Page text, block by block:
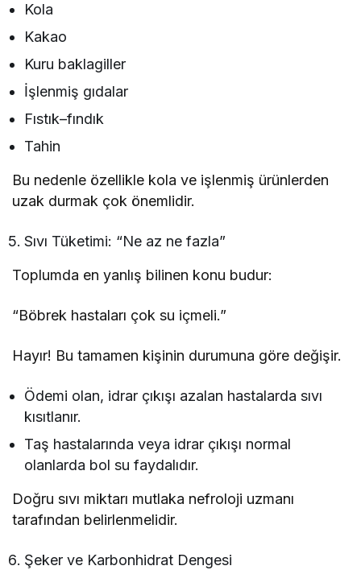
Kola
Kakao
Kuru baklagiller
İşlenmiş gıdalar
Fıstık–fındık
Tahin
Bu nedenle özellikle kola ve işlenmiş ürünlerden
uzak durmak çok önemlidir.
Sıvı Tüketimi: “Ne az ne fazla”
Toplumda en yanlış bilinen konu budur:
“Böbrek hastaları çok su içmeli.”
Hayır! Bu tamamen kişinin durumuna göre değişir.
Ödemi olan, idrar çıkışı azalan hastalarda sıvı
kısıtlanır.
Taş hastalarında veya idrar çıkışı normal
olanlarda bol su faydalıdır.
Doğru sıvı miktarı mutlaka nefroloji uzmanı
tarafından belirlenmelidir.
Şeker ve Karbonhidrat Dengesi